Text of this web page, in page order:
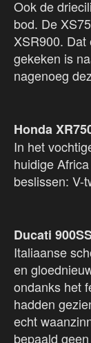
Ook de
bod. De
XSR900.
gekeken is
nagenoeg
Honda
In het
huidige
beslissen: V-
Ducati
Italiaanse
en
ondanks het
hadden
echt
bepaald